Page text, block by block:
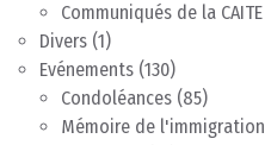
Communiqués de la CAITE
Divers (1)
Evénements (130)
Condoléances (85)
Mémoire de l'immigration